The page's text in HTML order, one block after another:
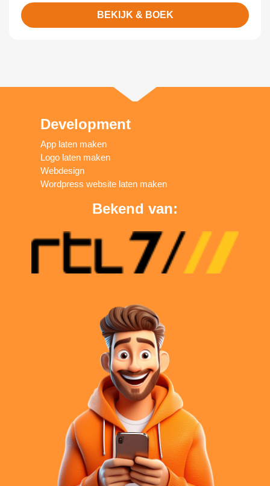
BEKIJK & BOEK
Development
App laten maken
Logo laten maken
Webdesign
Wordpress website laten maken
Bekend van: